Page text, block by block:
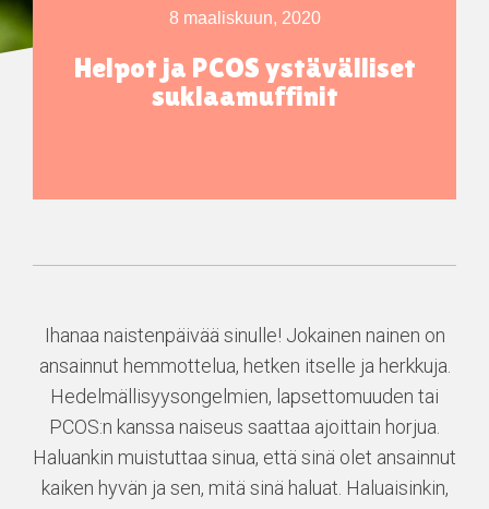
8 maaliskuun, 2020
Helpot ja PCOS ystävälliset
suklaamuffinit
Ihanaa naistenpäivää sinulle! Jokainen nainen on
ansainnut hemmottelua, hetken itselle ja herkkuja.
Hedelmällisyysongelmien, lapsettomuuden tai
PCOS:n kanssa naiseus saattaa ajoittain horjua.
Haluankin muistuttaa sinua, että sinä olet ansainnut
kaiken hyvän ja sen, mitä sinä haluat. Haluaisinkin,